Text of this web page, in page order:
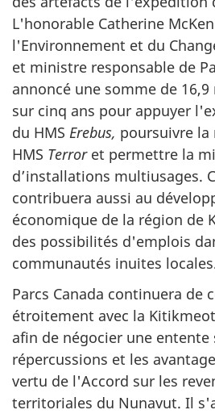
L'honorable Catherine
l'Environnement et du
et ministre responsable de
annoncé une somme de
sur cinq ans pour appuyer
du HMS Erebus, poursuivre la
HMS Terror et permettre la
d’installations multiusages.
contribuera aussi au
économique de la région de
des possibilités d'emplois
communautés inuites
Parcs Canada continuera de
étroitement avec la
afin de négocier une entente
répercussions et les
vertu de l'Accord sur les
territoriales du Nunavut. Il